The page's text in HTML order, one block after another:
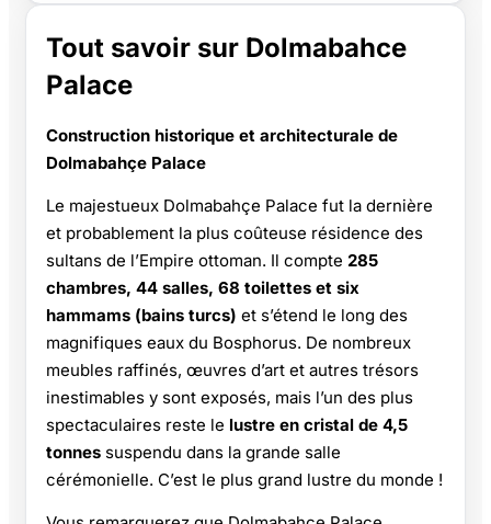
Tout savoir sur Dolmabahce
Palace
Construction historique et architecturale de
Dolmabahçe Palace
Le majestueux Dolmabahçe Palace fut la dernière
et probablement la plus coûteuse résidence des
sultans de l’Empire ottoman. Il compte 285
chambres, 44 salles, 68 toilettes et six
hammams (bains turcs) et s’étend le long des
magnifiques eaux du Bosphorus. De nombreux
meubles raffinés, œuvres d’art et autres trésors
inestimables y sont exposés, mais l’un des plus
spectaculaires reste le lustre en cristal de 4,5
tonnes suspendu dans la grande salle
cérémonielle. C’est le plus grand lustre du monde !